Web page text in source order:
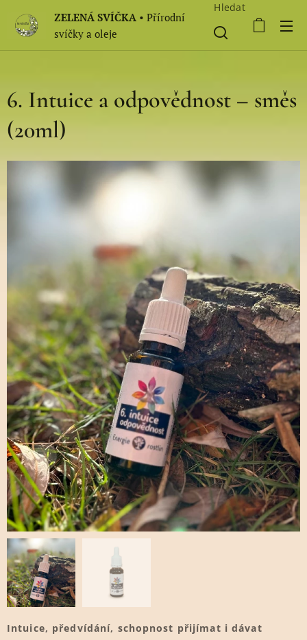
ZELENÁ SVÍČKA • Přírodní
svíčky a oleje
Hledat
6. Intuice a odpovědnost – směs
(20ml)
Intuice, předvídání, schopnost přijímat i dávat